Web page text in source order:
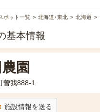
ポット一覧 北海道･東北 北海道
基本情報
園
曽我888-1
施設情報を送る